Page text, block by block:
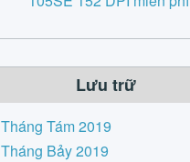
Lưu trữ
Tháng Tám 2019
Tháng Bảy 2019